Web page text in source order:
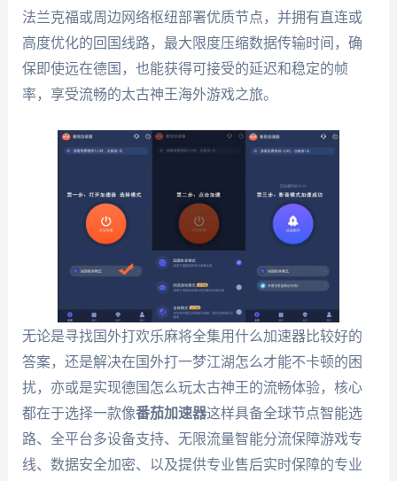
法兰克福或周边网络枢纽部署优质节点，并拥有直连或
高度优化的回国线路，最大限度压缩数据传输时间，确
保即使远在德国，也能获得可接受的延迟和稳定的帧
率，享受流畅的太古神王海外游戏之旅。
无论是寻找国外打欢乐麻将全集用什么加速器比较好的
答案，还是解决在国外打一梦江湖怎么才能不卡顿的困
扰，亦或是实现德国怎么玩太古神王的流畅体验，核心
都在于选择一款像番茄加速器这样具备全球节点智能选
路、全平台多设备支持、无限流量智能分流保障游戏专
线、数据安全加密、以及提供专业售后实时保障的专业